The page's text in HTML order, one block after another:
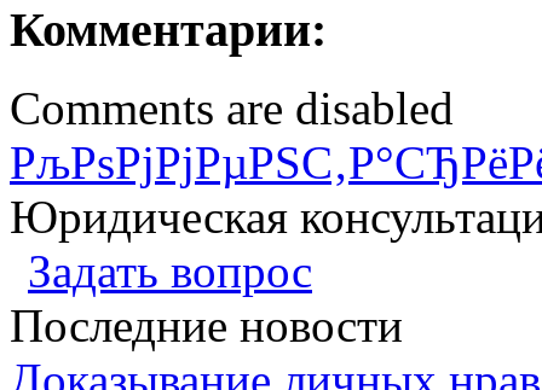
Комментарии:
Comments are disabled
Юридическая
Задать вопрос
Последние новости
Доказывание личных